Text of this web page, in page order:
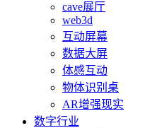
cave展厅
web3d
互动屏幕
数据大屏
体感互动
物体识别桌
AR增强现实
数字行业